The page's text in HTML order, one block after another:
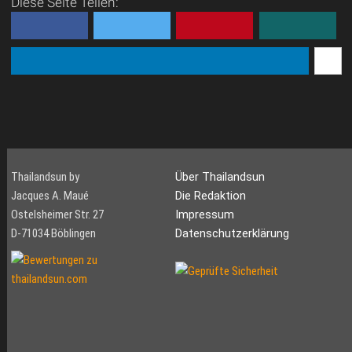
Phuket - mehrere idyllische
Thailandsun by
Jacques A. Maué
Ostelsheimer Str. 27
D-71034 Böblingen
Über Thailandsun
Die Redaktion
Impressum
Datenschutzerklärung